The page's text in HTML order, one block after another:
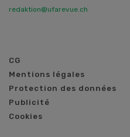
redaktion@ufarevue.ch
CG
Mentions légales
Protection des données
Publicité
Cookies